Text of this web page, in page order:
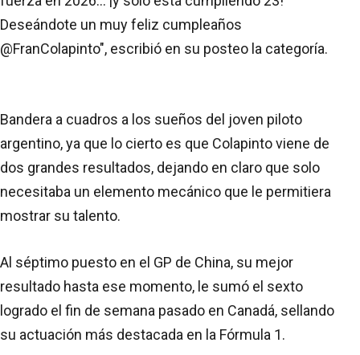
Deseándote un muy feliz cumpleaños
@FranColapinto", escribió en su posteo la categoría.
Bandera a cuadros a los sueños del joven piloto
argentino, ya que lo cierto es que Colapinto viene de
dos grandes resultados, dejando en claro que solo
necesitaba un elemento mecánico que le permitiera
mostrar su talento.
Al séptimo puesto en el GP de China, su mejor
resultado hasta ese momento, le sumó el sexto
logrado el fin de semana pasado en Canadá, sellando
su actuación más destacada en la Fórmula 1.